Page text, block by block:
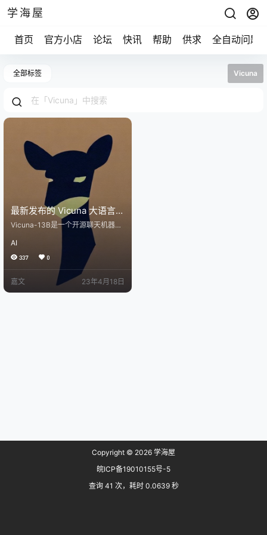
学海屋
首页 官方小店 论坛 快讯 帮助 供求 全自动问题
全部标签 Vicuna
最新发布的 Vicuna 大语言模
型 90% 程度媲美
Vicuna-13B是一个开源聊天机器
人，使用从ShareGPT收集的用户共
享对话进行fine-tuning LLaMA训
练。初步评估表明，Vicuna-13B在
超过90%*的情况下优于LLaMA和St
anford Alpaca等其他模型，并且比
OpenAI ChatGPT和Google Bard更
具质量。训练Vicuna-13B的成本约
AI
337 0
嘉文 23年4月18日
Copyright © 2026 学海屋
皖ICP备19010155号-5
查询 41 次，耗时 0.0639 秒